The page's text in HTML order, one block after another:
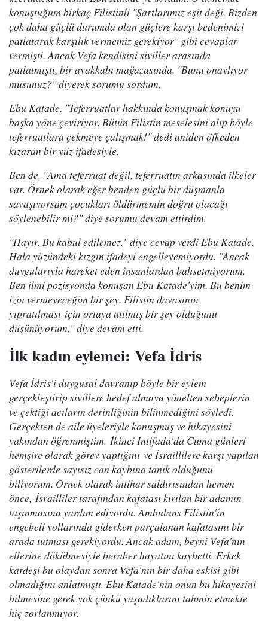
konuştuğum birkaç Filistinli "Şartlarımız eşit deği. Bizden
çok daha güçlü durumda olan güçlere karşı bedenimizi
patlatarak karşılık vermemiz gerekiyor" gibi cevaplar
vermişti. Ancak Vefa kendisini siviller arasında
patlatmıştı, bir ayakkabı mağazasında. "Bunu onaylıyor
musunuz?" diyerek sorumu sordum.
Ebu Katade, "Teferruatlar hakkında konuşmak konuyu
başka yöne çeviriyor. Bütün Filistin meselesini alıp böyle
teferruatlara çekmeye çalışmak!" dedi aniden öfkeden
kızaran bir yüz ifadesiyle.
Ben de, "Ama teferruat değil, teferruatın arkasında ilkeler
var. Örnek olarak eğer benden güçlü bir düşmanla
savaşıyorsam çocukları öldürmemin doğru olacağı
söylenebilir mi?" diye sorumu devam ettirdim.
"Hayır. Bu kabul edilemez." diye cevap verdi Ebu Katade.
Hala yüzündeki kızgın ifadeyi engelleyemiyordu. "Ancak
duygularıyla hareket eden insanlardan bahsetmiyorum.
Ben ilmi pozisyonda konuşan Ebu Katade'yim. Bu benim
izin vermeyeceğim bir şey. Filistin davasının
yıpratılması için ortaya atılmış bir şey olduğunu
düşünüyorum." diye devam etti.
İlk kadın eylemci: Vefa İdris
Vefa İdris'i duygusal davranıp böyle bir eylem
gerçekleştirip sivillere hedef almaya yönelten sebeplerin
ve çektiği acıların derinliğinin bilinmediğini söyledi.
Gerçekten de aile üyeleriyle konuşmuş ve hikayesini
yakından öğrenmiştim. İkinci Intifada'da Cuma günleri
hemşire olarak görev yaptığını ve İsraillilere karşı yapılan
gösterilerde sayısız can kaybına tanık olduğunu
biliyorum. Örnek olarak intihar saldırısından hemen
önce, İsrailliler tarafından kafatası kırılan bir adamın
taşınmasına yardım ediyordu. Ambulans Filistin'in
engebeli yollarında giderken parçalanan kafatasını bir
arada tutması gerekiyordu. Ancak adam, beyni Vefa'nın
ellerine dökülmesiyle beraber hayatını kaybetti. Erkek
kardeşi bu olaydan sonra Vefa'nın bir daha eskisi gibi
olmadığını anlatmıştı. Ebu Katade'nin onun bu hikayesini
bilmesine gerek yok çünkü yaşadıklarını tahmin etmekte
hiç zorlanmıyor.